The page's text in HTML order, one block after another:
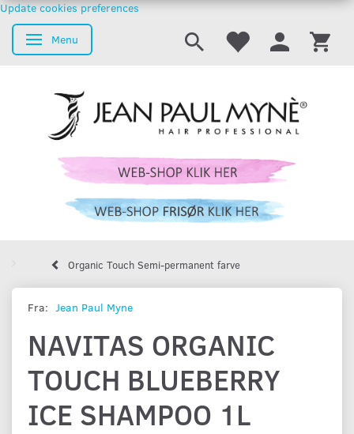
Update cookies preferences
Skifte navigation
Menu
Organic Touch Semi-permanent farve
Fra: Jean Paul Myne
NAVITAS ORGANIC
TOUCH BLUEBERRY
ICE SHAMPOO 1L